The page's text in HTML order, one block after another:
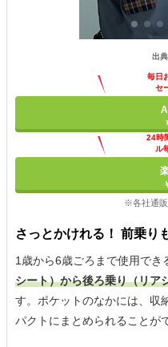
出典
毎日
セ
24時
ル
※各社通販
さっとかけれる！ 前乗り
1歳から6歳ごろまで使用でき
シート）から後ろ乗り（リア
す。ポケットのなかには、収
パクトにまとめられることが